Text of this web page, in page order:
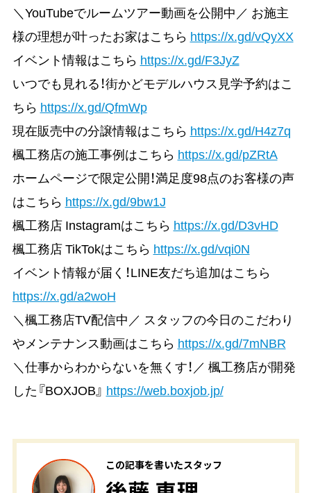
＼YouTubeでルームツアー動画を公開中／ お施主
様の理想が叶ったお家はこちら https://x.gd/vQyXX
イベント情報はこちら https://x.gd/F3JyZ
いつでも見れる！街かどモデルハウス見学予約はこ
ちら https://x.gd/QfmWp
現在販売中の分譲情報はこちら https://x.gd/H4z7q
楓工務店の施工事例はこちら https://x.gd/pZRtA
ホームページで限定公開！満足度98点のお客様の声
はこちら https://x.gd/9bw1J
楓工務店 Instagramはこちら https://x.gd/D3vHD
楓工務店 TikTokはこちら https://x.gd/vqi0N
イベント情報が届く！LINE友だち追加はこちら
https://x.gd/a2woH
＼楓工務店TV配信中／ スタッフの今日のこだわり
やメンテナンス動画はこちら https://x.gd/7mNBR
＼仕事からわからないを無くす！／ 楓工務店が開発
した『BOXJOB』 https://web.boxjob.jp/
この記事を書いたスタッフ